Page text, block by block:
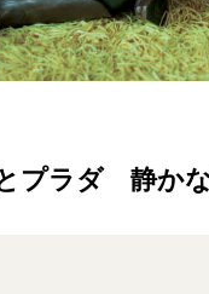
プラダ 静か